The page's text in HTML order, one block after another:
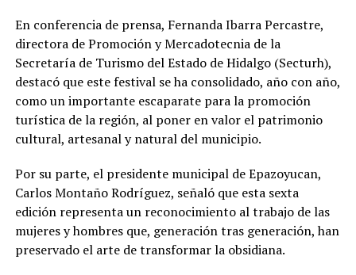
En conferencia de prensa, Fernanda Ibarra Percastre,
directora de Promoción y Mercadotecnia de la
Secretaría de Turismo del Estado de Hidalgo (Secturh),
destacó que este festival se ha consolidado, año con año,
como un importante escaparate para la promoción
turística de la región, al poner en valor el patrimonio
cultural, artesanal y natural del municipio.
Por su parte, el presidente municipal de Epazoyucan,
Carlos Montaño Rodríguez, señaló que esta sexta
edición representa un reconocimiento al trabajo de las
mujeres y hombres que, generación tras generación, han
preservado el arte de transformar la obsidiana.